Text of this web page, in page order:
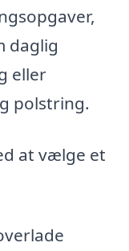
daglig
eller
polstring.
at vælge et